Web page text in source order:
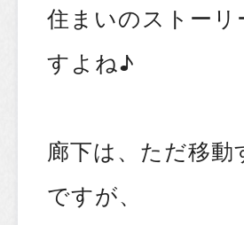
住まいのストー
すよね♪
廊下は、ただ移
ですが、